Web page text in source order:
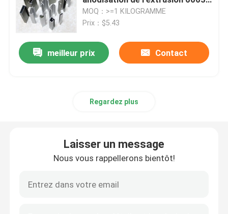
Profil en aluminium de anodisation
Profil en aluminium adapté aux besoins du client
feuille de l'aluminium 6061
barre en aluminium expulsée
a fini
MOQ：>=1 KILOGRAMME
Prix：$5.43
meilleur prix Contact
Regardez plus
Laisser un message
Nous vous rappellerons bientôt!